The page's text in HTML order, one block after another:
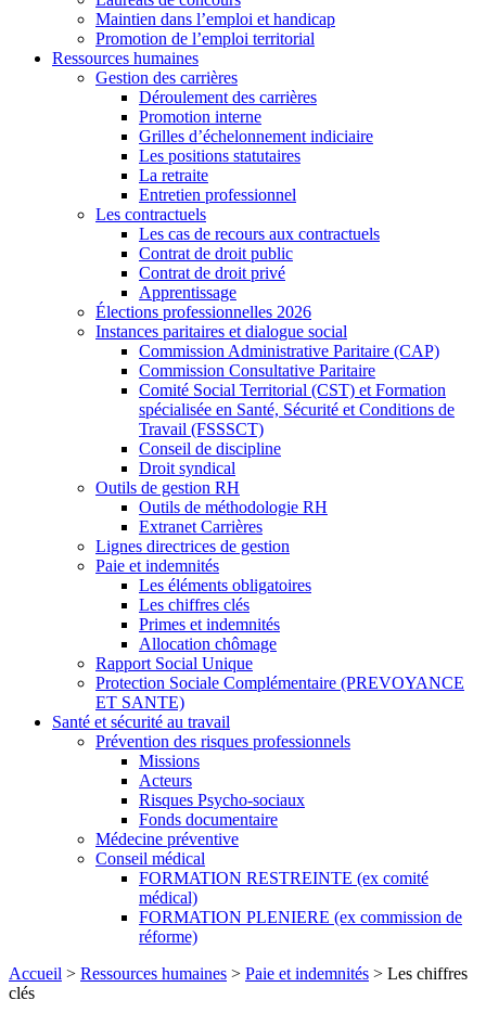
Maintien dans l’emploi et handicap
Promotion de l’emploi territorial
Ressources humaines
Gestion des carrières
Déroulement des carrières
Promotion interne
Grilles d’échelonnement indiciaire
Les positions statutaires
La retraite
Entretien professionnel
Les contractuels
Les cas de recours aux contractuels
Contrat de droit public
Contrat de droit privé
Apprentissage
Élections professionnelles 2026
Instances paritaires et dialogue social
Commission Administrative Paritaire (CAP)
Commission Consultative Paritaire
Comité Social Territorial (CST) et Formation
spécialisée en Santé, Sécurité et Conditions de
Travail (FSSSCT)
Conseil de discipline
Droit syndical
Outils de gestion RH
Outils de méthodologie RH
Extranet Carrières
Lignes directrices de gestion
Paie et indemnités
Les éléments obligatoires
Les chiffres clés
Primes et indemnités
Allocation chômage
Rapport Social Unique
Protection Sociale Complémentaire (PREVOYANCE
ET SANTE)
Santé et sécurité au travail
Prévention des risques professionnels
Missions
Acteurs
Risques Psycho-sociaux
Fonds documentaire
Médecine préventive
Conseil médical
FORMATION RESTREINTE (ex comité
médical)
FORMATION PLENIERE (ex commission de
réforme)
Accueil > Ressources humaines > Paie et indemnités > Les chiffres
clés